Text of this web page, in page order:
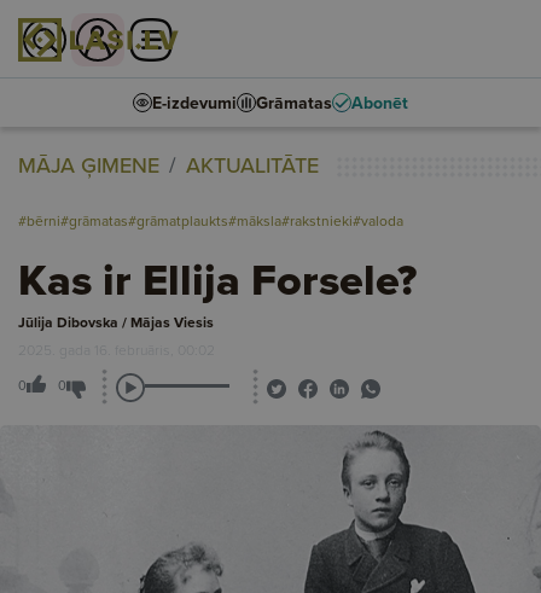
E-izdevumi Grāmatas Abonēt
MĀJA ĢIMENE AKTUALITĀTE
#bērni#grāmatas#grāmatplaukts#māksla#rakstnieki#valoda
Kas ir Ellija Forsele?
Jūlija Dibovska / Mājas Viesis
2025. gada 16. februāris, 00:02
0 0